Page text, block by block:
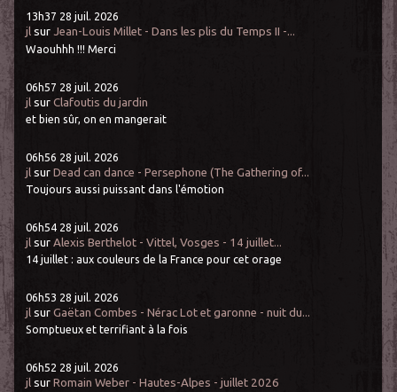
13h37 28 juil. 2026
jl surJean-Louis Millet - Dans les plis du Temps II -...
Waouhhh !!! Merci
06h57 28 juil. 2026
jl surClafoutis du jardin
et bien sûr, on en mangerait
06h56 28 juil. 2026
jl surDead can dance - Persephone (The Gathering of...
Toujours aussi puissant dans l'émotion
06h54 28 juil. 2026
jl surAlexis Berthelot - Vittel, Vosges - 14 juillet...
14 juillet : aux couleurs de la France pour cet orage
06h53 28 juil. 2026
jl surGaëtan Combes - Nérac Lot et garonne - nuit du...
Somptueux et terrifiant à la fois
06h52 28 juil. 2026
jl surRomain Weber - Hautes-Alpes - juillet 2026